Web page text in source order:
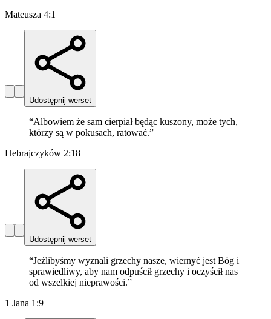
Mateusza 4:1
Udostępnij werset
“Albowiem że sam cierpiał będąc kuszony, może tych,
którzy są w pokusach, ratować.”
Hebrajczyków 2:18
Udostępnij werset
“Jeźlibyśmy wyznali grzechy nasze, wiernyć jest Bóg i
sprawiedliwy, aby nam odpuścił grzechy i oczyścił nas
od wszelkiej nieprawości.”
1 Jana 1:9